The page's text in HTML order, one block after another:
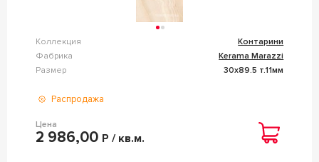
Коллекция
Контарини
Фабрика
Kerama Marazzi
Размер
30x89.5 т.11мм
Распродажа
Цена
2 986,00 Р / кв.м.